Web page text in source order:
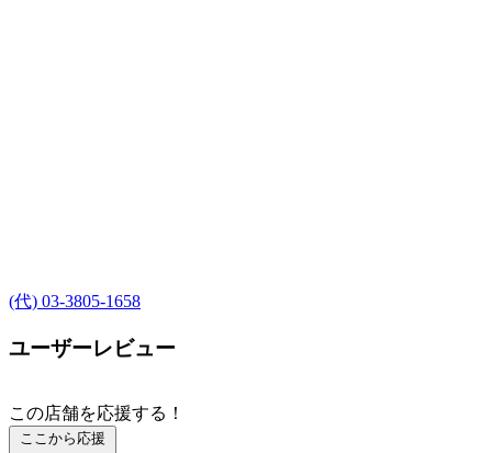
(代) 03-3805-1658
ユーザーレビュー
この店舗を応援する！
ここから応援